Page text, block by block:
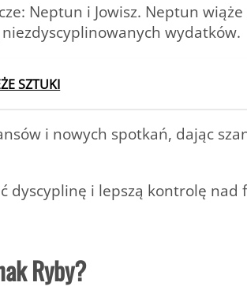
Neptun i Jowisz. Neptun
wydatków.
SZTUKI
i nowych spotkań, dając
dyscyplinę i lepszą kontrolę nad
Ryby?